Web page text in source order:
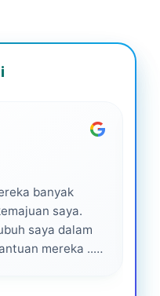
banyak
saya.
saya dalam
mereka ...